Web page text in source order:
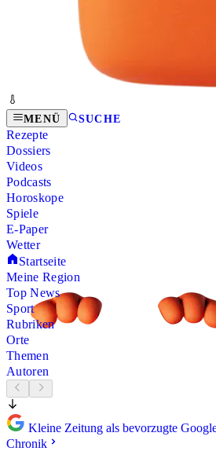
MENÜ SUCHE
Rezepte
Dossiers
Videos
Podcasts
Horoskope
Spiele
E-Paper
Wetter
Startseite
Meine Region
Top News
Sport
Rubriken
Orte
Themen
Autoren
Kleine Zeitung als bevorzugte
Chronik